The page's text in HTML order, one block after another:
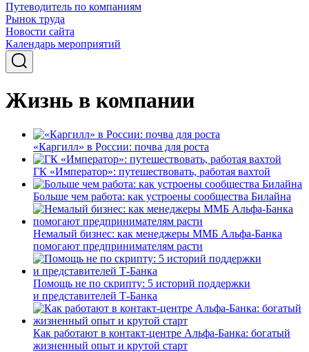
Путеводитель по компаниям
Рынок труда
Новости сайта
Календарь мероприятий
Жизнь в компании
«Каргилл» в России: почва для роста
ГК «Император»: путешествовать, работая вахтой
Больше чем работа: как устроены сообщества Билайна
Немалый бизнес: как менеджеры ММБ Альфа-Банка
помогают предпринимателям расти
Помощь не по скрипту: 5 историй поддержки
и представителей Т-Банка
Как работают в контакт-центре Альфа-Банка: богатый
жизненный опыт и крутой старт